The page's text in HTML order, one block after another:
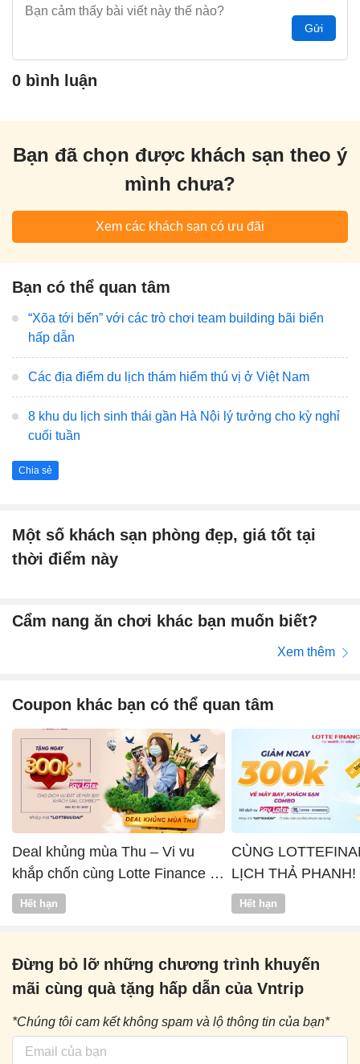
Gửi
0 bình luận
Bạn đã chọn được khách sạn theo ý
mình chưa?
Xem các khách sạn có ưu đãi
Bạn có thể quan tâm
“Xõa tới bến” với các trò chơi team building bãi biển
hấp dẫn
Các địa điểm du lịch thám hiểm thú vị ở Việt Nam
8 khu du lịch sinh thái gần Hà Nội lý tưởng cho kỳ nghỉ
cuối tuần
Chia sẻ
Một số khách sạn phòng đẹp, giá tốt tại
thời điểm này
Cẩm nang ăn chơi khác bạn muốn biết?
Xem thêm
Coupon khác bạn có thể quan tâm
Deal khủng mùa Thu – Vi vu
khắp chốn cùng Lotte Finance x
Vntrip
Hết hạn
CÙNG
LỊCH THẢ PHANH!
Hết hạn
Đừng bỏ lỡ những chương trình khuyến
mãi cùng quà tặng hấp dẫn của Vntrip
*Chúng tôi cam kết không spam và lộ thông tin của bạn*